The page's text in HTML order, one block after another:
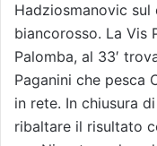
Hadziosmanovic sul
biancorosso. La Vis
Palomba, al 33′
Paganini che pesca
in rete. In chiusura
ribaltare il risultato